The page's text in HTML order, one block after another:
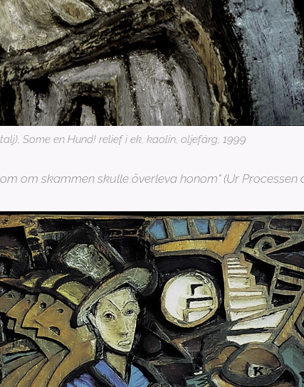
Some en Hund! relief i ek, kaolin, oljefärg, 1999
om skammen skulle överleva honom" (Ur Processen